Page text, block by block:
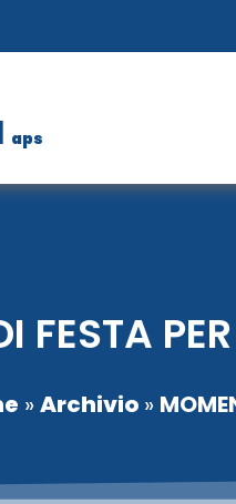
aps
FESTA
»Archivio»